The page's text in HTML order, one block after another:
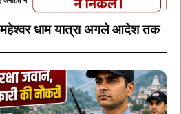
धाम यात्रा अगले आदेश तक